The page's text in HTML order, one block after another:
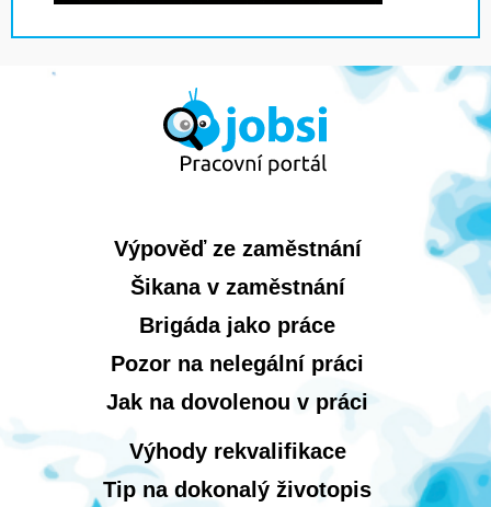
Výpověď ze zaměstnání
Šikana v zaměstnání
Brigáda jako práce
Pozor na nelegální práci
Jak na dovolenou v práci
Výhody rekvalifikace
Tip na dokonalý životopis